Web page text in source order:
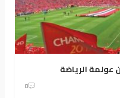
عولمة الرياضة
0